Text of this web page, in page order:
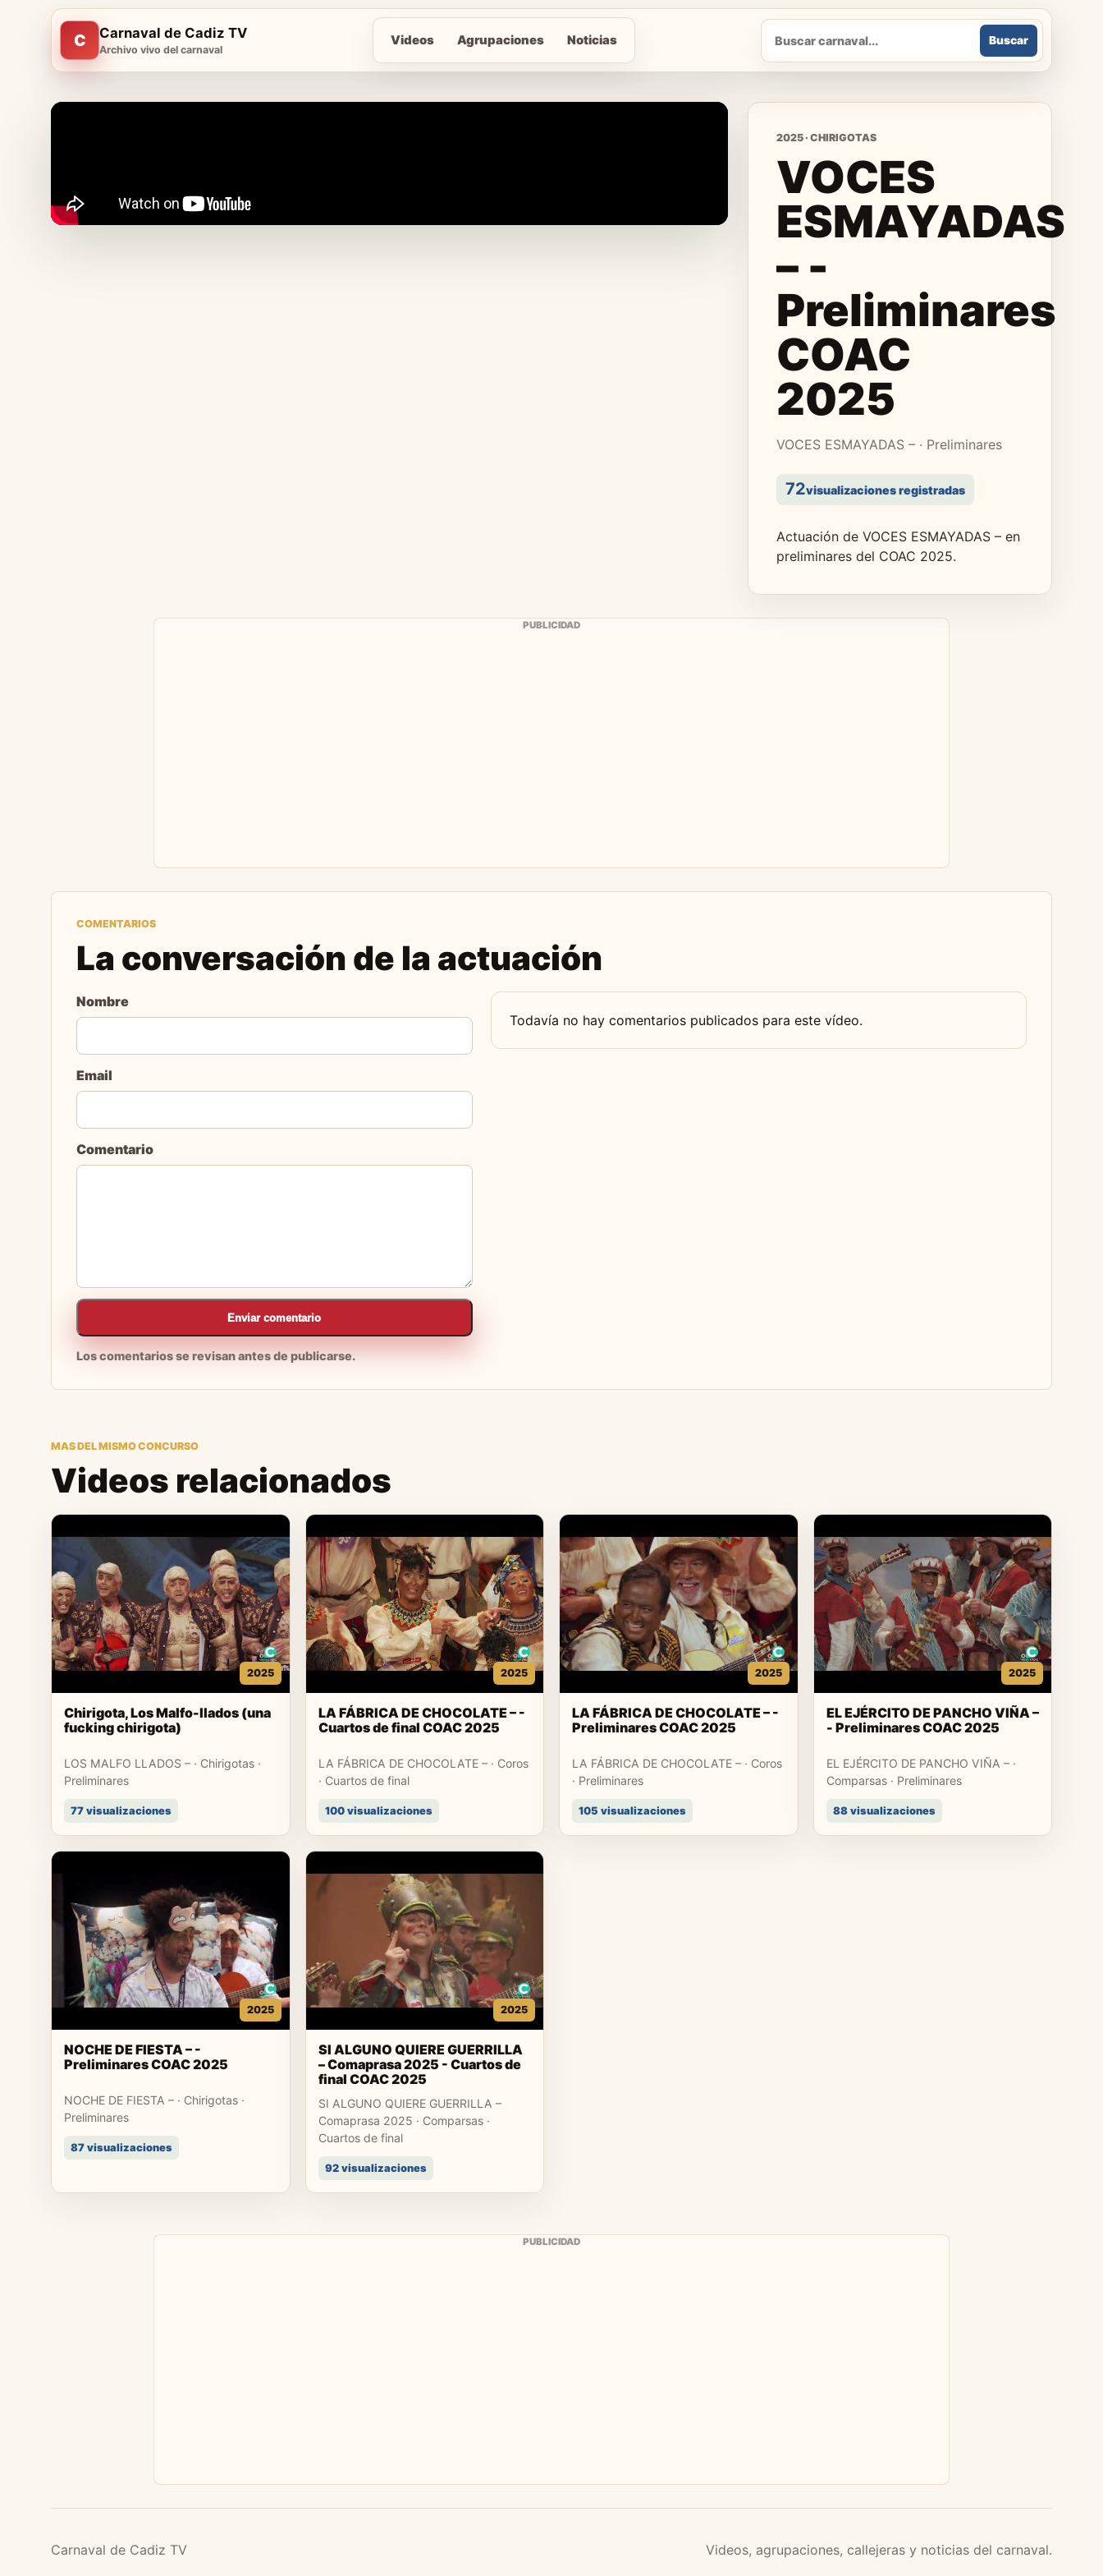
C Carnaval de Cadiz TV
Archivo vivo del carnaval
Videos Agrupaciones Noticias
Buscar
Buscar
2025 · CHIRIGOTAS
VOCES
ESMAYADAS
– -
Preliminares
COAC
2025
VOCES ESMAYADAS – · Preliminares
72visualizaciones registradas
Actuación de VOCES ESMAYADAS – en
preliminares del COAC 2025.
PUBLICIDAD
COMENTARIOS
La conversación de la actuación
Nombre
Email
Comentario
Enviar comentario
Los comentarios se revisan antes de publicarse.
Todavía no hay comentarios publicados para este vídeo.
MAS DEL MISMO CONCURSO
Videos relacionados
2025
Chirigota, Los Malfo-llados (una
fucking chirigota)
LOS MALFO LLADOS – · Chirigotas ·
Preliminares
77 visualizaciones
2025
LA FÁBRICA DE CHOCOLATE – -
Cuartos de final COAC 2025
LA FÁBRICA DE CHOCOLATE – · Coros
· Cuartos de final
100 visualizaciones
2025
LA FÁBRICA DE CHOCOLATE – -
Preliminares COAC 2025
LA FÁBRICA DE CHOCOLATE – · Coros
· Preliminares
105 visualizaciones
2025
EL EJÉRCITO DE PANCHO VIÑA –
- Preliminares COAC 2025
EL EJÉRCITO DE PANCHO VIÑA – ·
Comparsas · Preliminares
88 visualizaciones
2025
NOCHE DE FIESTA – -
Preliminares COAC 2025
NOCHE DE FIESTA – · Chirigotas ·
Preliminares
87 visualizaciones
2025
SI ALGUNO QUIERE GUERRILLA
– Comaprasa 2025 - Cuartos de
final COAC 2025
SI ALGUNO QUIERE GUERRILLA –
Comaprasa 2025 · Comparsas ·
Cuartos de final
92 visualizaciones
PUBLICIDAD
Carnaval de Cadiz TV Videos, agrupaciones, callejeras y noticias del carnaval.